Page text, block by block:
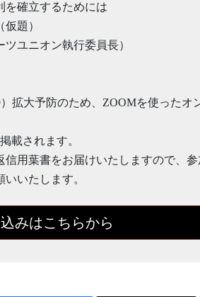
を確立するためには
題）
ユニオン執行委員長）
拡大予防のため、ZOOMを使ったオ
載されます。
用葉書をお届けいたしますので、
いたします。
みはこちらから